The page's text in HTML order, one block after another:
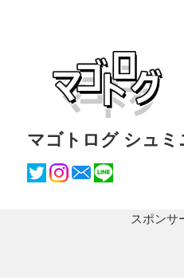
マゴトログ シュ
スポンサ